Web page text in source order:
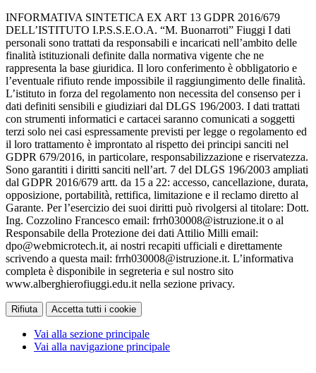
INFORMATIVA SINTETICA EX ART 13 GDPR 2016/679
DELL’ISTITUTO I.P.S.S.E.O.A. “M. Buonarroti” Fiuggi I dati
personali sono trattati da responsabili e incaricati nell’ambito delle
finalità istituzionali definite dalla normativa vigente che ne
rappresenta la base giuridica. Il loro conferimento è obbligatorio e
l’eventuale rifiuto rende impossibile il raggiungimento delle finalità.
L’istituto in forza del regolamento non necessita del consenso per i
dati definiti sensibili e giudiziari dal DLGS 196/2003. I dati trattati
con strumenti informatici e cartacei saranno comunicati a soggetti
terzi solo nei casi espressamente previsti per legge o regolamento ed
il loro trattamento è improntato al rispetto dei principi sanciti nel
GDPR 679/2016, in particolare, responsabilizzazione e riservatezza.
Sono garantiti i diritti sanciti nell’art. 7 del DLGS 196/2003 ampliati
dal GDPR 2016/679 artt. da 15 a 22: accesso, cancellazione, durata,
opposizione, portabilità, rettifica, limitazione e il reclamo diretto al
Garante. Per l’esercizio dei suoi diritti può rivolgersi al titolare: Dott.
Ing. Cozzolino Francesco email: frrh030008@istruzione.it o al
Responsabile della Protezione dei dati Attilio Milli email:
dpo@webmicrotech.it, ai nostri recapiti ufficiali e direttamente
scrivendo a questa mail: frrh030008@istruzione.it. L’informativa
completa è disponibile in segreteria e sul nostro sito
www.alberghierofiuggi.edu.it nella sezione privacy.
Rifiuta Accetta tutti i cookie
Vai alla sezione principale
Vai alla navigazione principale